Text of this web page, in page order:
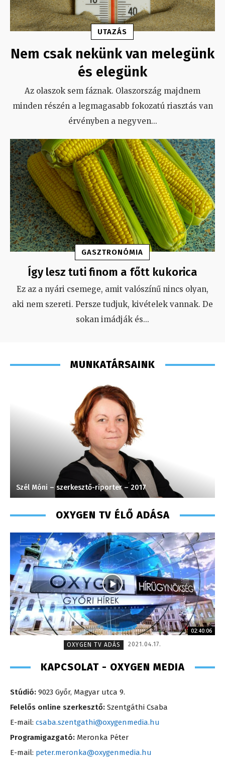
UTAZÁS
Nem csak nekünk van melegünk
és elegünk
Az olaszok sem fáznak. Olaszország majdnem
minden részén a legmagasabb fokozatú riasztás van
érvényben a negyven...
GASZTRONÓMIA
Így lesz tuti finom a főtt kukorica
Ez az a nyári csemege, amit valószínű nincs olyan,
aki nem szereti. Persze tudjuk, kivételek vannak. De
sokan imádják és...
MUNKATÁRSAINK
Szél Móni – szerkesztő-riporter – 2017
OXYGEN TV ÉLŐ ADÁSA
02:40:06
OXYGEN TV ADÁS
2021.04.17.
KAPCSOLAT - OXYGEN MEDIA
Stúdió: 9023 Győr, Magyar utca 9.
Felelős online szerkesztő: Szentgáthi Csaba
E-mail: csaba.szentgathi@oxygenmedia.hu
Programigazgató: Meronka Péter
E-mail: peter.meronka@oxygenmedia.hu